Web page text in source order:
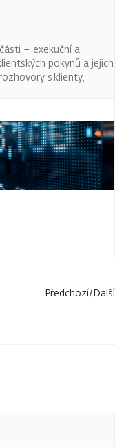
– exekuční a
pokynů a jejich
s klienty,
Předchozí/Další